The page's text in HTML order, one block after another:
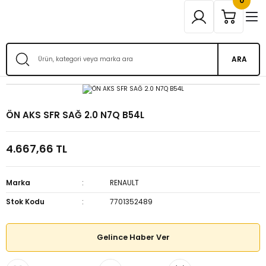
ARA
ÖN AKS SFR SAĞ 2.0 N7Q B54L
4.667,66 TL
Marka
RENAULT
Stok Kodu
7701352489
Gelince Haber Ver